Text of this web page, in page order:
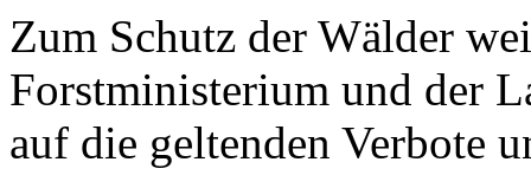
Zum Schutz der Wälder
Forstministerium und der
auf die geltenden Verbote